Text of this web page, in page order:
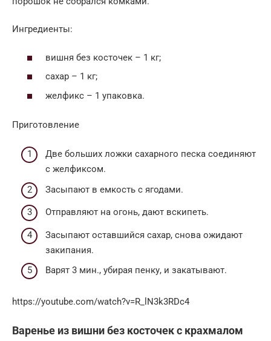
Ингредиенты:
вишня без косточек – 1 кг;
сахар – 1 кг;
желфикс – 1 упаковка.
Приготовление
Две больших ложки сахарного песка соединяют
с желфиксом.
Засыпают в емкость с ягодами.
Отправляют на огонь, дают вскипеть.
Засыпают оставшийся сахар, снова ожидают
закипания.
Варят 3 мин., убирая пенку, и закатывают.
https://youtube.com/watch?v=R_lN3k3RDc4
Варенье из вишни без косточек с крахмалом